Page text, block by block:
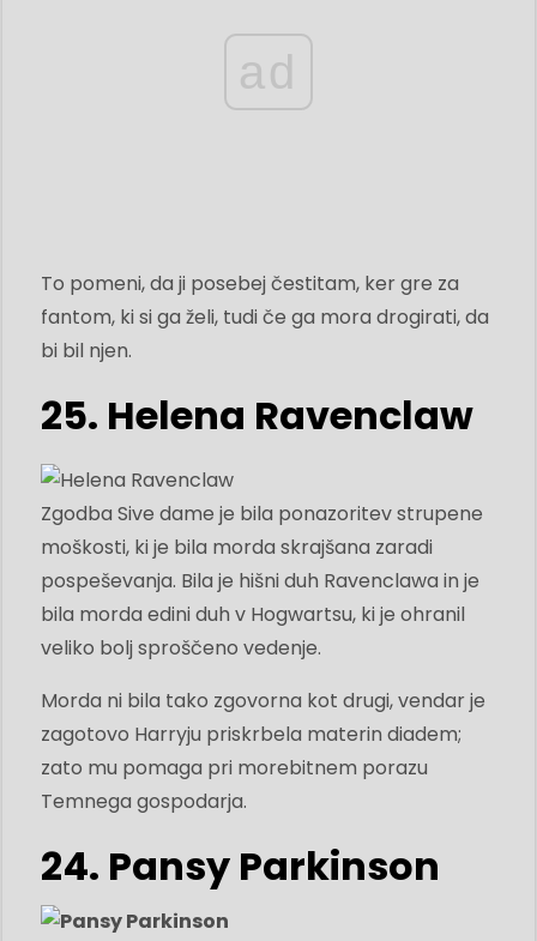
ad
To pomeni, da ji posebej čestitam, ker gre za
fantom, ki si ga želi, tudi če ga mora drogirati, da
bi bil njen.
25. Helena Ravenclaw
Zgodba Sive dame je bila ponazoritev strupene
moškosti, ki je bila morda skrajšana zaradi
pospeševanja. Bila je hišni duh Ravenclawa in je
bila morda edini duh v Hogwartsu, ki je ohranil
veliko bolj sproščeno vedenje.
Morda ni bila tako zgovorna kot drugi, vendar je
zagotovo Harryju priskrbela materin diadem;
zato mu pomaga pri morebitnem porazu
Temnega gospodarja.
24. Pansy Parkinson